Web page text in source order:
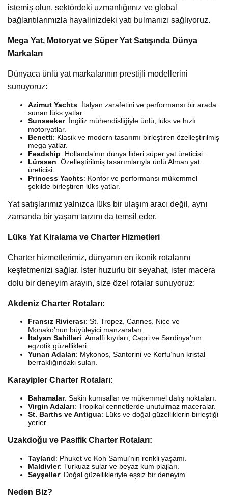
istemiş olun, sektördeki uzmanlığımız ve global
bağlantılarımızla hayalinizdeki yatı bulmanızı sağlıyoruz.
Mega Yat, Motoryat ve Süper Yat Satışında Dünya
Markaları
Dünyaca ünlü yat markalarının prestijli modellerini
sunuyoruz:
Azimut Yachts: İtalyan zarafetini ve performansı bir arada
sunan lüks yatlar.
Sunseeker: İngiliz mühendisliğiyle ünlü, lüks ve hızlı
motoryatlar.
Benetti: Klasik ve modern tasarımı birleştiren özelleştirilmiş
mega yatlar.
Feadship: Hollanda’nın dünya lideri süper yat üreticisi.
Lürssen: Özelleştirilmiş tasarımlarıyla ünlü Alman yat
üreticisi.
Princess Yachts: Konfor ve performansı mükemmel
şekilde birleştiren lüks yatlar.
Yat satışlarımız yalnızca lüks bir ulaşım aracı değil, aynı
zamanda bir yaşam tarzını da temsil eder.
Lüks Yat Kiralama ve Charter Hizmetleri
Charter hizmetlerimiz, dünyanın en ikonik rotalarını
keşfetmenizi sağlar. İster huzurlu bir seyahat, ister macera
dolu bir deneyim arayın, size özel rotalar sunuyoruz:
Akdeniz Charter Rotaları:
Fransız Rivierası: St. Tropez, Cannes, Nice ve
Monako’nun büyüleyici manzaraları.
İtalyan Sahilleri: Amalfi kıyıları, Capri ve Sardinya’nın
egzotik güzellikleri.
Yunan Adaları: Mykonos, Santorini ve Korfu’nun kristal
berraklığındaki suları.
Karayipler Charter Rotaları:
Bahamalar: Sakin kumsallar ve mükemmel dalış noktaları.
Virgin Adaları: Tropikal cennetlerde unutulmaz maceralar.
St. Barths ve Antigua: Lüks ve doğal güzelliklerin birleştiği
yerler.
Uzakdoğu ve Pasifik Charter Rotaları:
Tayland: Phuket ve Koh Samui’nin renkli yaşamı.
Maldivler: Turkuaz sular ve beyaz kum plajları.
Seyşeller: Doğal güzellikleriyle eşsiz bir deneyim.
Neden Biz?